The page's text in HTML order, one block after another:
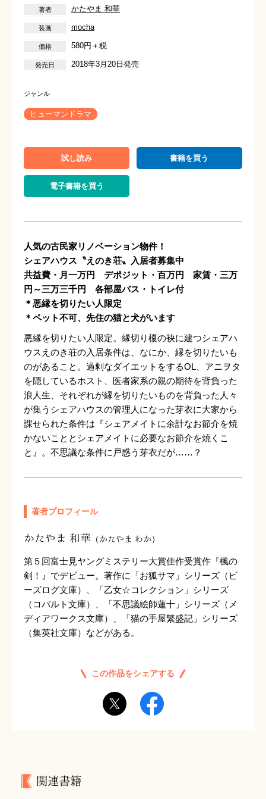
かたやま 和華
mocha
580円＋税
2018年3月20日発売
ヒューマンドラマ
試し読み 書籍を買う
電子書籍を買う
人気の古民家リノベーション物件！
シェアハウス〝えのき荘〟入居者募集中
共益費・月一万円 デポジット・百万円 家賃・三万
円～三万三千円 各部屋バス・トイレ付
＊悪縁を切りたい人限定
＊ペット不可、先住の猫と犬がいます
悪縁を切りたい人限定。縁切り榎の袂に建つシェアハ
ウスえのき荘の入居条件は、なにか、縁を切りたいも
のがあること。過剰なダイエットをするOL、アニヲタ
を隠しているホスト、医者家系の親の期待を背負った
浪人生、それぞれが縁を切りたいものを背負った人々
が集うシェアハウスの管理人になった芽衣に大家から
課せられた条件は『シェアメイトに余計なお節介を焼
かないこととシェアメイトに必要なお節介を焼くこ
と』。不思議な条件に戸惑う芽衣だが……？
著者プロフィール
かたやま 和華 （かたやま わか）
第５回富士見ヤングミステリー大賞佳作受賞作『楓の
剣！』でデビュー。著作に「お狐サマ」シリーズ（ビ
ーズログ文庫）、「乙女☆コレクション」シリーズ
（コバルト文庫）、「不思議絵師蓮十」シリーズ（メ
ディアワークス文庫）、「猫の手屋繁盛記」シリーズ
（集英社文庫）などがある。
この作品をシェアする
関連書籍